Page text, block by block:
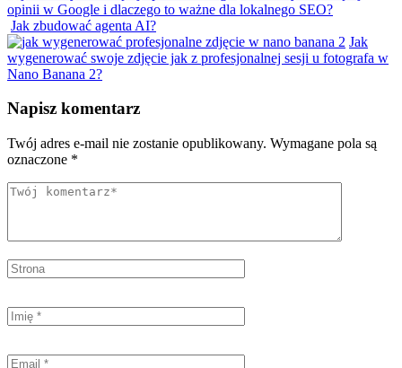
opinii w Google i dlaczego to ważne dla lokalnego SEO?
Jak zbudować agenta AI?
Jak
wygenerować swoje zdjęcie jak z profesjonalnej sesji u fotografa w
Nano Banana 2?
Napisz komentarz
Twój adres e-mail nie zostanie opublikowany. Wymagane pola są
oznaczone *